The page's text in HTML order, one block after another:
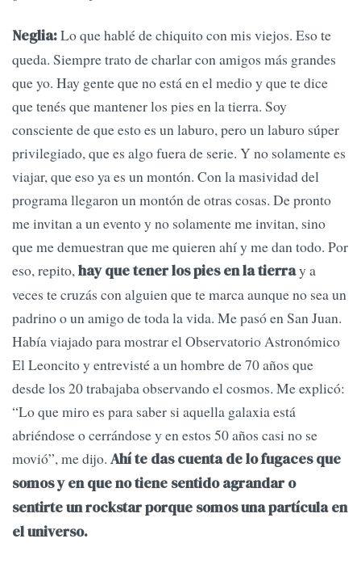
Neglia:Lo que hablé de chiquito con mis viejos. Eso te
queda. Siempre trato de charlar con amigos más grandes
que yo. Hay gente que no está en el medio y que te dice
que tenés que mantener los pies en la tierra. Soy
consciente de que esto es un laburo, pero un laburo súper
privilegiado, que es algo fuera de serie. Y no solamente es
viajar, que eso ya es un montón. Con la masividad del
programa llegaron un montón de otras cosas. De pronto
me invitan a un evento y no solamente me invitan, sino
que me demuestran que me quieren ahí y me dan todo. Por
eso, repito,hay que tener los pies en la tierray a
veces te cruzás con alguien que te marca aunque no sea un
padrino o un amigo de toda la vida. Me pasó en San Juan.
Había viajado para mostrar el Observatorio Astronómico
El Leoncito y entrevisté a un hombre de 70 años que
desde los 20 trabajaba observando el cosmos. Me explicó:
“Lo que miro es para saber si aquella galaxia está
abriéndose o cerrándose y en estos 50 años casi no se
movió”, me dijo. Ahí te das cuenta de lo fugaces que
somos y en que no tiene sentido agrandar o
sentirte un rockstar porque somos una partícula en
el universo.